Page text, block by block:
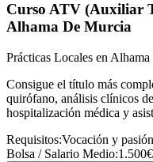
Curso ATV (Auxiliar
Alhama De Murcia
Prácticas Locales en
Consigue el título más
quirófano, análisis clínicos
hospitalización médica y
Requisitos:Vocación y
Bolsa / Salario Medio: